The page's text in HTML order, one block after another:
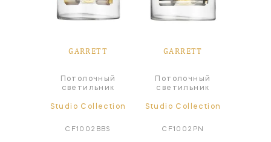
GARRETT
Потолочный
светильник
Studio Collection
CF1002BBS
GARRETT
Потолочный
светильник
Studio Collection
CF1002PN